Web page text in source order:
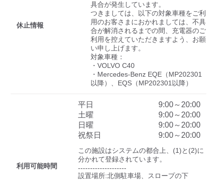
中速-20kW-以上 急速-44kW-以上
検索する
休止情報
具合が発生しています。
つきましては、以下の対象車種をご利
用のお客さまにおかれましては、不具
合が解消されるまでの間、充電器のご
利用を控えていただきますよう、お願
い申し上げます。
対象車種：
・VOLVO C40
・Mercedes-Benz EQE（MP202301
以降）、EQS（MP202301以降）
利用可能時間
平日
9:00～20:00
土曜
9:00～20:00
日曜
9:00～20:00
祝祭日
9:00～20:00
この施設はシステムの都合上、(1)と(2)に
分かれて登録されています。
--------------------
設置場所:北側駐車場、スロープの下